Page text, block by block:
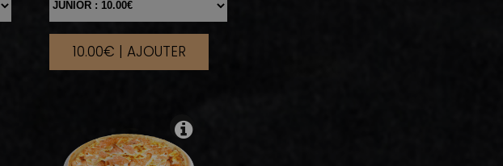
|
10.00€ | AJOUTER